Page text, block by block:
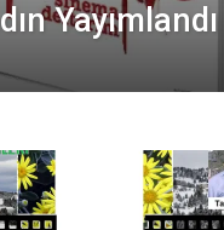
Yayımlandı